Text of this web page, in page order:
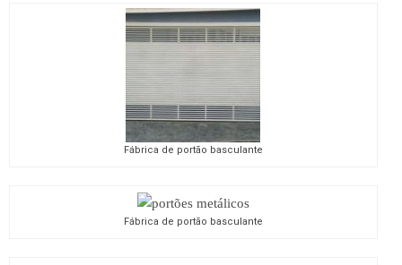
Fábrica de portão basculante
Fábrica de portão basculante